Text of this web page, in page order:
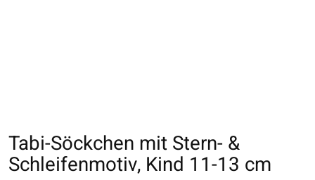
Tabi-Söckchen mit Stern- &
Schleifenmotiv, Kind 11-13 cm